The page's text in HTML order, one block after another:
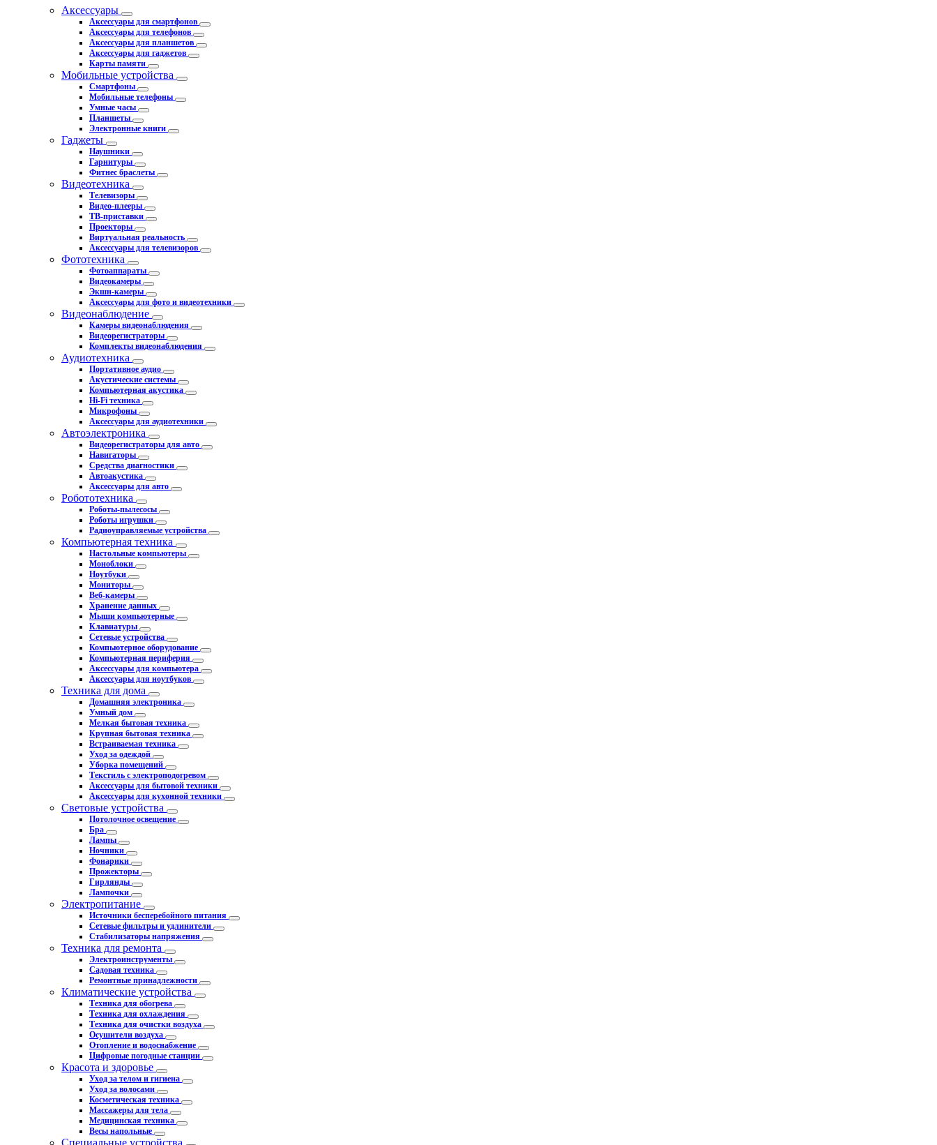
Аксессуары
Аксессуары для смартфонов
Аксессуары для телефонов
Аксессуары для планшетов
Аксессуары для гаджетов
Карты памяти
Мобильные устройства
Смартфоны
Мобильные телефоны
Умные часы
Планшеты
Электронные книги
Гаджеты
Наушники
Гарнитуры
Фитнес браслеты
Видеотехника
Телевизоры
Видео-плееры
ТВ-приставки
Проекторы
Виртуальная реальность
Аксессуары для телевизоров
Фототехника
Фотоаппараты
Видеокамеры
Экшн-камеры
Аксессуары для фото и видеотехники
Видеонаблюдение
Камеры видеонаблюдения
Видеорегистраторы
Комплекты видеонаблюдения
Аудиотехника
Портативное аудио
Акустические системы
Компьютерная акустика
Hi-Fi техника
Микрофоны
Аксессуары для аудиотехники
Автоэлектроника
Видеорегистраторы для авто
Навигаторы
Средства диагностики
Автоакустика
Аксессуары для авто
Робототехника
Роботы-пылесосы
Роботы игрушки
Радиоуправляемые устройства
Компьютерная техника
Настольные компьютеры
Моноблоки
Ноутбуки
Мониторы
Веб-камеры
Хранение данных
Мыши компьютерные
Клавиатуры
Сетевые устройства
Компьютерное оборудование
Компьютерная периферия
Аксессуары для компьютера
Аксессуары для ноутбуков
Техника для дома
Домашняя электроника
Умный дом
Мелкая бытовая техника
Крупная бытовая техника
Встраиваемая техника
Уход за одеждой
Уборка помещений
Текстиль с электроподогревом
Аксессуары для бытовой техники
Аксессуары для кухонной техники
Световые устройства
Потолочное освещение
Бра
Лампы
Ночники
Фонарики
Прожекторы
Гирлянды
Лампочки
Электропитание
Источники бесперебойного питания
Сетевые фильтры и удлинители
Стабилизаторы напряжения
Техника для ремонта
Электроинструменты
Садовая техника
Ремонтные принадлежности
Климатические устройства
Техника для обогрева
Техника для охлаждения
Техника для очистки воздуха
Осушители воздуха
Отопление и водоснабжение
Цифровые погодные станции
Красота и здоровье
Уход за телом и гигиена
Уход за волосами
Косметическая техника
Массажеры для тела
Медицинская техника
Весы напольные